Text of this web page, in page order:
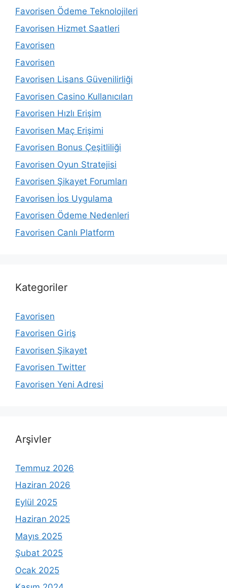
Favorisen Ödeme Teknolojileri
Favorisen Hizmet Saatleri
Favorisen
Favorisen
Favorisen Lisans Güvenilirliği
Favorisen Casino Kullanıcıları
Favorisen Hızlı Erişim
Favorisen Maç Erişimi
Favorisen Bonus Çeşitliliği
Favorisen Oyun Stratejisi
Favorisen Şikayet Forumları
Favorisen İos Uygulama
Favorisen Ödeme Nedenleri
Favorisen Canlı Platform
Kategoriler
Favorisen
Favorisen Giriş
Favorisen Şikayet
Favorisen Twitter
Favorisen Yeni Adresi
Arşivler
Temmuz 2026
Haziran 2026
Eylül 2025
Haziran 2025
Mayıs 2025
Şubat 2025
Ocak 2025